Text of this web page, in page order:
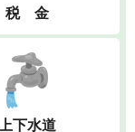
税 金
上下水道